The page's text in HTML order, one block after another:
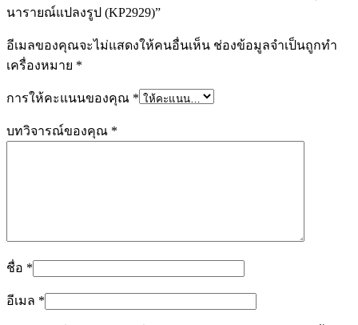
นารายณ์แปลงรูป (KP2929)”
อีเมลของคุณจะไม่แสดงให้คนอื่นเห็น ช่องข้อมูลจำเป็นถูกทำ
เครื่องหมาย *
การให้คะแนนของคุณ *
บทวิจารณ์ของคุณ *
ชื่อ *
อีเมล *